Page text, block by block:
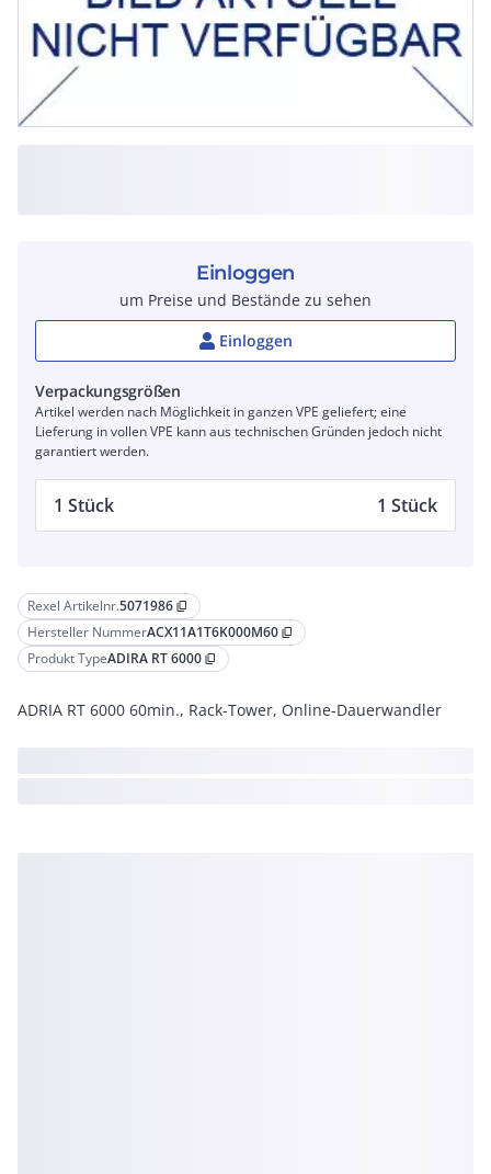
Rexel Artikelnr.5071986 content_copy
Hersteller NummerACX11A1T6K000M60 content_copy
Produkt TypeADIRA RT 6000 content_copy
ADRIA RT 6000 60min., Rack-Tower, Online-Dauerwandler
Einloggen
um Preise und Bestände zu sehen
Einloggen
Verpackungsgrößen
Artikel werden nach Möglichkeit in ganzen VPE geliefert; eine
Lieferung in vollen VPE kann aus technischen Gründen jedoch nicht
garantiert werden.
1 Stück 1 Stück